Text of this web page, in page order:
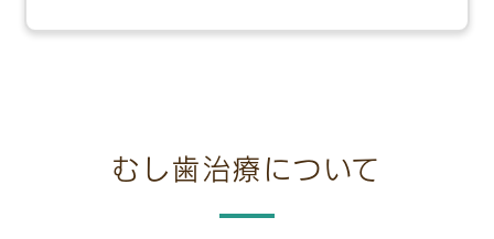
むし歯治療について